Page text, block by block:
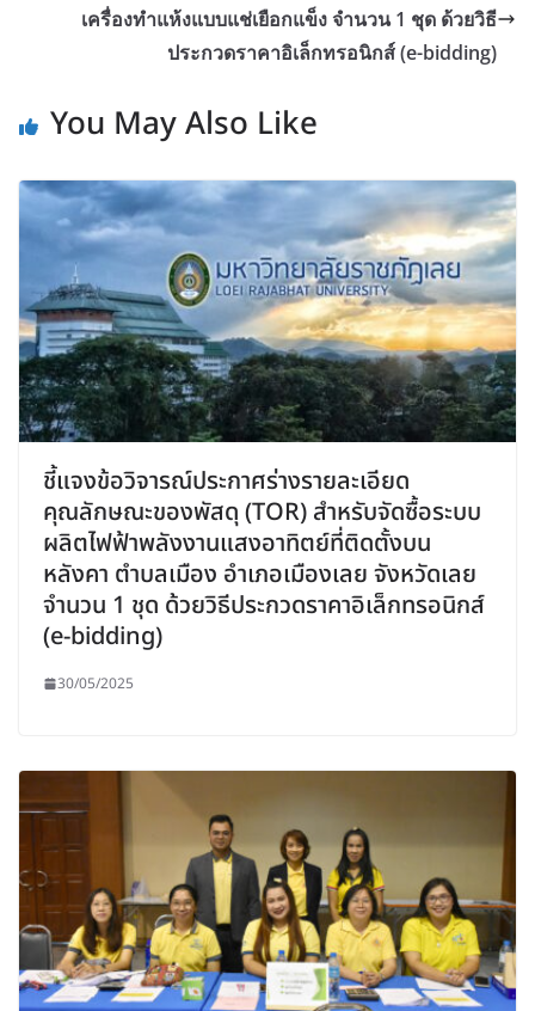
เครื่องทำแห้งแบบแช่เยือกแข็ง จำนวน 1 ชุด ด้วยวิธี
ประกวดราคาอิเล็กทรอนิกส์ (e-bidding)
You May Also Like
ชี้แจงข้อวิจารณ์ประกาศร่างรายละเอียด
คุณลักษณะของพัสดุ (TOR) สำหรับจัดซื้อระบบ
ผลิตไฟฟ้าพลังงานแสงอาทิตย์ที่ติดตั้งบน
หลังคา ตำบลเมือง อำเภอเมืองเลย จังหวัดเลย
จำนวน 1 ชุด ด้วยวิธีประกวดราคาอิเล็กทรอนิกส์
(e-bidding)
30/05/2025